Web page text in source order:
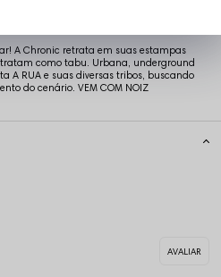
A Chronic retrata em suas estampas
como tabu. Urbana, underground
A RUA e suas diversas tribos, buscando
do cenário. VEM COM NOIZ